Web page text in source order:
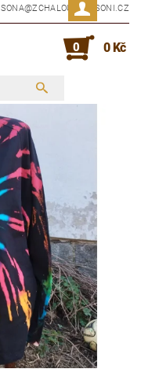
SONA@ZCHALOUPKYUSONI.CZ
0 0 Kč